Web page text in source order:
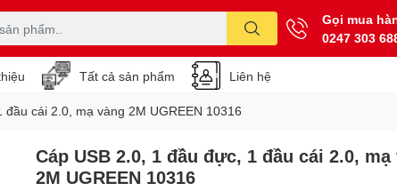
Gọi mua
0247 303
Tất cả sản phẩm Liên hệ
cái 2.0, mạ vàng 2M UGREEN 10316
Cáp USB 2.0, 1 đầu đực, 1 đầu cái 2.0, mạ
2M UGREEN 10316